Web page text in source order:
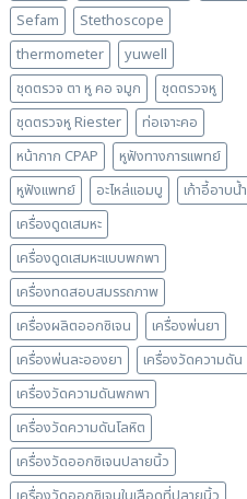
Sefam
Stethoscope
thermometer
yuwell
ชุดตรวจ ตา หู คอ จมูก
ชุดตรวจหู
ชุดตรวจหู Riester
ท่อเจาะคอ
หน้ากาก CPAP
หูฟังทางการแพทย์
หูฟังแพทย์
อะไหล่แอมบู
เก้าอี้อาบน้ำ
เครื่องดูดเสมหะ
เครื่องดูดเสมหะแบบพกพา
เครื่องทดสอบสมรรถภาพ
เครื่องผลิตออกซิเจน
เครื่องพ่นยา
เครื่องพ่นละอองยา
เครื่องวัดความดัน
เครื่องวัดความดันพกพา
เครื่องวัดความดันโลหิต
เครื่องวัดออกซิเจนปลายนิ้ว